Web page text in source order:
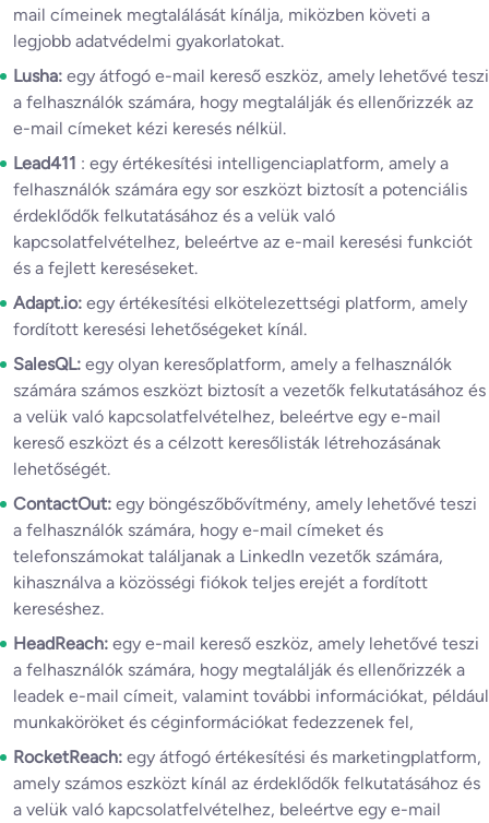
mail címeinek megtalálását kínálja, miközben követi a
legjobb adatvédelmi gyakorlatokat.
Lusha: egy átfogó e-mail kereső eszköz, amely lehetővé teszi
a felhasználók számára, hogy megtalálják és ellenőrizzék az
e-mail címeket kézi keresés nélkül.
Lead411 : egy értékesítési intelligenciaplatform, amely a
felhasználók számára egy sor eszközt biztosít a potenciális
érdeklődők felkutatásához és a velük való
kapcsolatfelvételhez, beleértve az e-mail keresési funkciót
és a fejlett kereséseket.
Adapt.io: egy értékesítési elkötelezettségi platform, amely
fordított keresési lehetőségeket kínál.
SalesQL: egy olyan keresőplatform, amely a felhasználók
számára számos eszközt biztosít a vezetők felkutatásához és
a velük való kapcsolatfelvételhez, beleértve egy e-mail
kereső eszközt és a célzott keresőlisták létrehozásának
lehetőségét.
ContactOut: egy böngészőbővítmény, amely lehetővé teszi
a felhasználók számára, hogy e-mail címeket és
telefonszámokat találjanak a LinkedIn vezetők számára,
kihasználva a közösségi fiókok teljes erejét a fordított
kereséshez.
HeadReach: egy e-mail kereső eszköz, amely lehetővé teszi
a felhasználók számára, hogy megtalálják és ellenőrizzék a
leadek e-mail címeit, valamint további információkat, például
munkaköröket és céginformációkat fedezzenek fel,
RocketReach: egy átfogó értékesítési és marketingplatform,
amely számos eszközt kínál az érdeklődők felkutatásához és
a velük való kapcsolatfelvételhez, beleértve egy e-mail